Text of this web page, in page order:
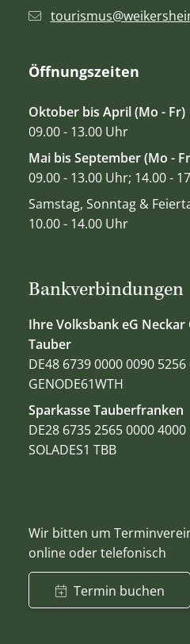
Bankverbindungen
Ihre Volksbank eG
Tauber
DE48 6739 0000 0090 5256
GENODE61WTH
Sparkasse Tauberfranken
DE28 6735 2565 0000 4000
SOLADES1 TBB
Wir bitten um
online oder telefonisch
Termin buchen
Öffnungszeiten
Oktober bis April (Mo - Fr)
09.00 - 13.00 Uhr
Mai bis September (Mo -
09.00 - 13.00 Uhr; 14.00 -
Samstag, Sonntag &
10.00 - 14.00 Uhr